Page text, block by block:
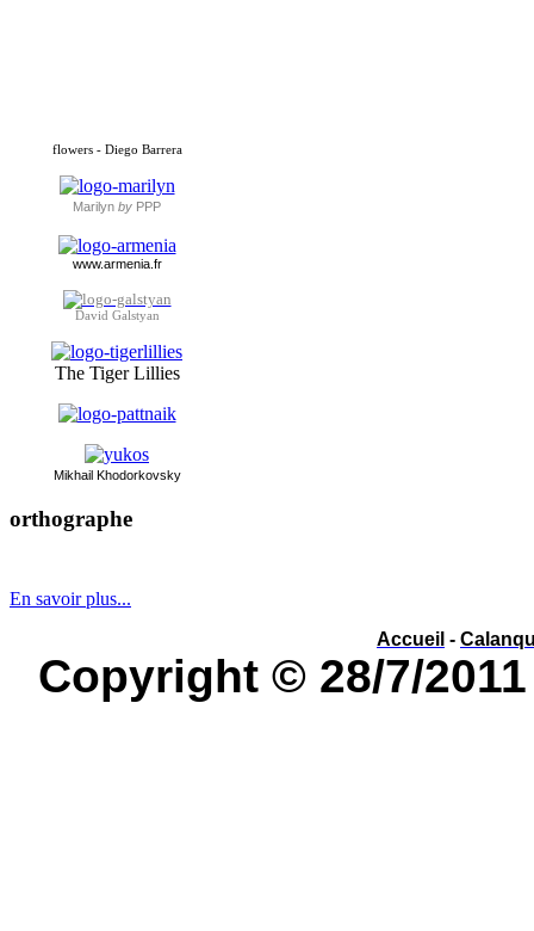
flowers - Diego Barrera
Marilyn by PPP
www.armenia.fr
David Galstyan
The Tiger Lillies
Mikhail Khodorkovsky
orthographe
En savoir plus...
Accueil -
Copyright © 28/7/